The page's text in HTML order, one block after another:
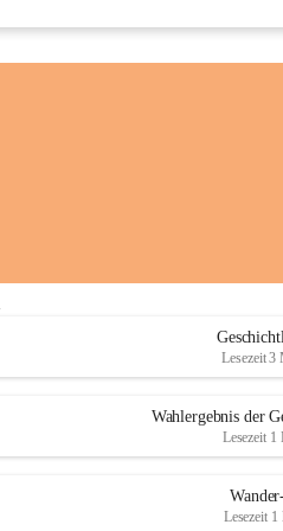
Lesezeit 3
Wahlergebnis der
Lesezeit 1
Lesezeit